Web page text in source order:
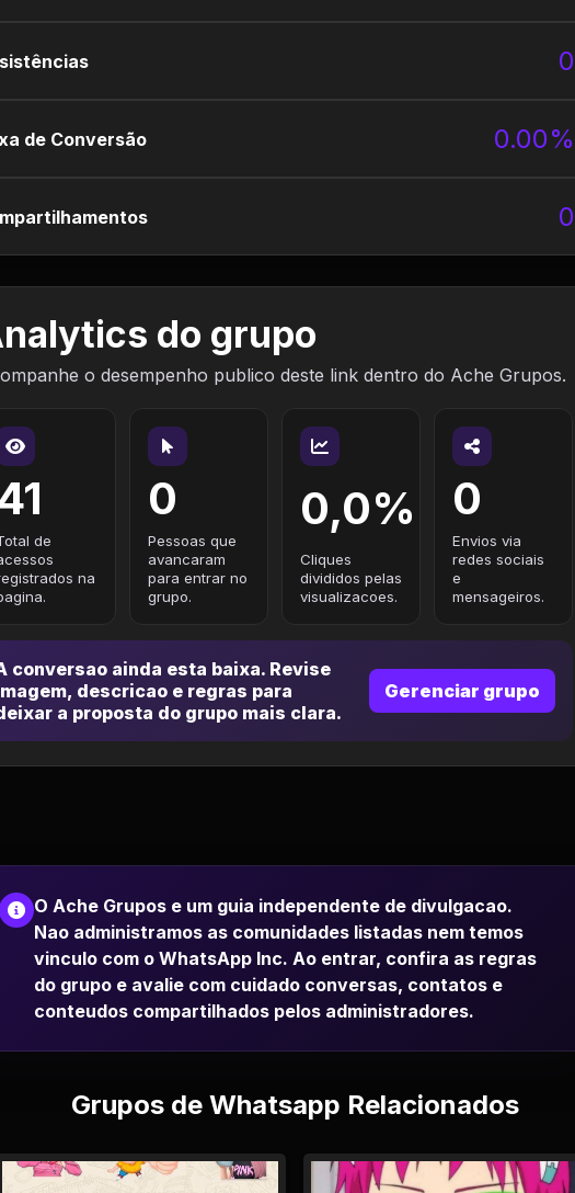
0
de Conversão 0.00%
0
do grupo
o desempenho publico deste link dentro do Ache Grupos.
de
na
0
Pessoas que
avancaram
para entrar no
grupo.
0,0%
Cliques
divididos pelas
visualizacoes.
0
Envios via
redes sociais
e
mensageiros.
conversao ainda esta baixa. Revise
descricao e regras para
a proposta do grupo mais clara.
Gerenciar grupo
O Ache Grupos e um guia independente de divulgacao.
Nao administramos as comunidades listadas nem temos
vinculo com o WhatsApp Inc. Ao entrar, confira as regras
do grupo e avalie com cuidado conversas, contatos e
conteudos compartilhados pelos administradores.
Grupos de Whatsapp Relacionados